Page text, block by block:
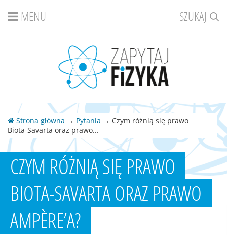
SZUKAJ
MENU
Strona główna → Pytania → Czym różnią się prawo
Biota-Savarta oraz prawo...
CZYM RÓŻNIĄ SIĘ PRAWO
BIOTA-SAVARTA ORAZ PRAWO
AMPÈRE’A?